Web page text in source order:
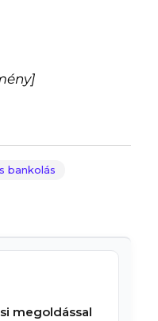
bankolás
megoldással